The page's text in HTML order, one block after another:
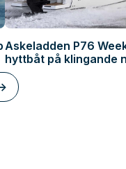
Askeladden P76
hyttbåt på klingande